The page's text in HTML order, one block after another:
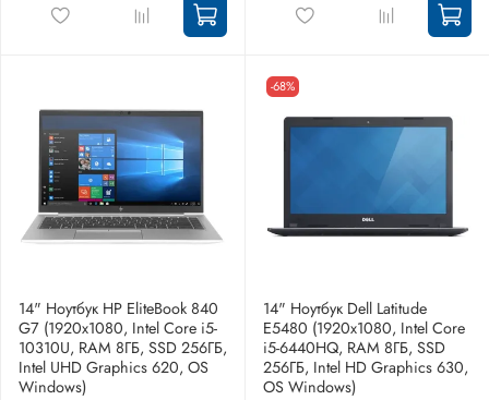
14" Ноутбук HP EliteBook 840
G7 (1920x1080, Intel Core i5-
10310U, RAM 8ГБ, SSD 256ГБ,
Intel UHD Graphics 620, OS
Windows)
-68%
14" Ноутбук Dell Latitude
E5480 (1920х1080, Intel Core
i5-6440HQ, RAM 8ГБ, SSD
256ГБ, Intel HD Graphics 630,
OS Windows)